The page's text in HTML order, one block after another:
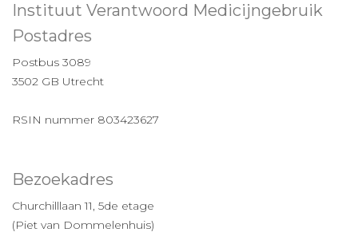
Instituut Verantwoord Medicijngebruik
Postadres
Postbus 3089
3502 GB Utrecht
RSIN nummer 803423627
Bezoekadres
Churchilllaan 11, 5de etage
(Piet van Dommelenhuis)